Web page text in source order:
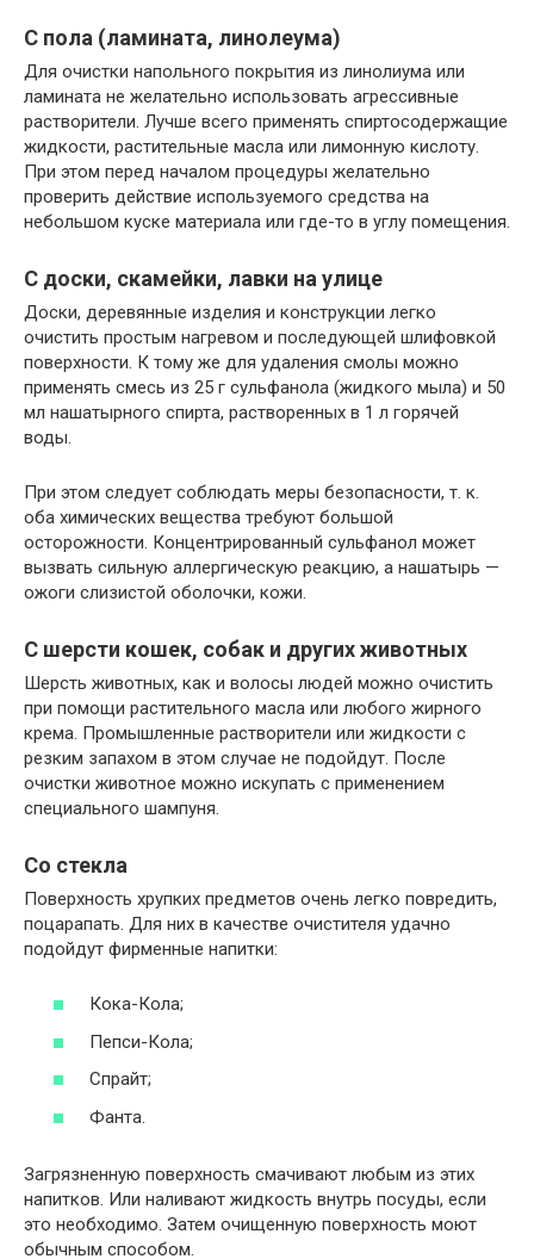
С пола (ламината, линолеума)
Для очистки напольного покрытия из линолиума или
ламината не желательно использовать агрессивные
растворители. Лучше всего применять спиртосодержащие
жидкости, растительные масла или лимонную кислоту.
При этом перед началом процедуры желательно
проверить действие используемого средства на
небольшом куске материала или где-то в углу помещения.
С доски, скамейки, лавки на улице
Доски, деревянные изделия и конструкции легко
очистить простым нагревом и последующей шлифовкой
поверхности. К тому же для удаления смолы можно
применять смесь из 25 г сульфанола (жидкого мыла) и 50
мл нашатырного спирта, растворенных в 1 л горячей
воды.
При этом следует соблюдать меры безопасности, т. к.
оба химических вещества требуют большой
осторожности. Концентрированный сульфанол может
вызвать сильную аллергическую реакцию, а нашатырь —
ожоги слизистой оболочки, кожи.
С шерсти кошек, собак и других животных
Шерсть животных, как и волосы людей можно очистить
при помощи растительного масла или любого жирного
крема. Промышленные растворители или жидкости с
резким запахом в этом случае не подойдут. После
очистки животное можно искупать с применением
специального шампуня.
Со стекла
Поверхность хрупких предметов очень легко повредить,
поцарапать. Для них в качестве очистителя удачно
подойдут фирменные напитки:
Кока-Кола;
Пепси-Кола;
Спрайт;
Фанта.
Загрязненную поверхность смачивают любым из этих
напитков. Или наливают жидкость внутрь посуды, если
это необходимо. Затем очищенную поверхность моют
обычным способом.